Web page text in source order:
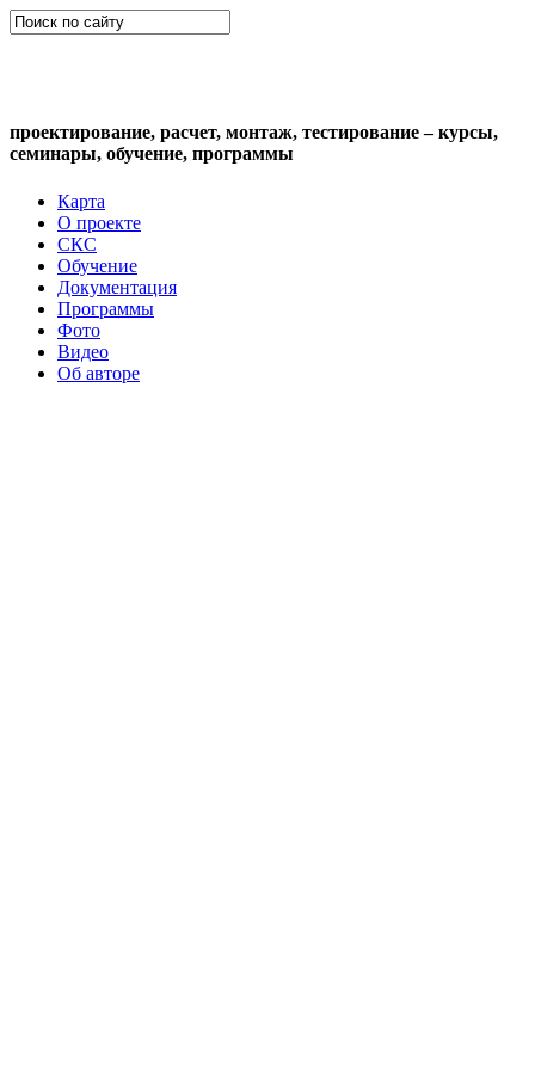
проектирование, расчет, монтаж, тестирование – курсы,
семинары, обучение, программы
Карта
О проекте
СКС
Обучение
Документация
Программы
Фото
Видео
Об авторе